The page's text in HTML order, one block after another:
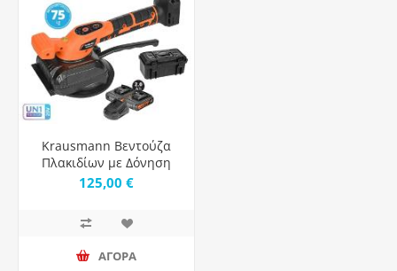
Krausmann Βεντούζα
Πλακιδίων με Δόνηση
4.0Ah 20V Κομπλέ
125,00 €
ΑΓΟΡΑ